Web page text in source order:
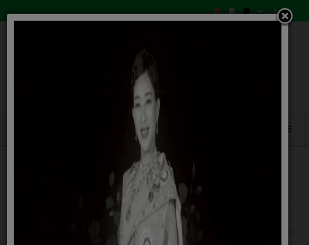
รายงานผลการดำเนินการเพื่อส่งเสริม
คุณธรรมและความโปร่งใสภายในหน่วยงาน
ประจำปีงบประมาณ 2568